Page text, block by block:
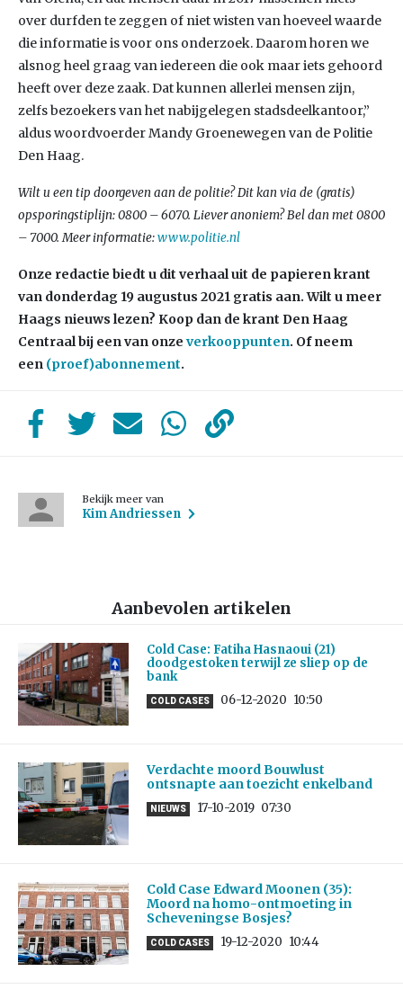
over durfden te zeggen of niet wisten van hoeveel waarde
die informatie is voor ons onderzoek. Daarom horen we
alsnog heel graag van iedereen die ook maar iets gehoord
heeft over deze zaak. Dat kunnen allerlei mensen zijn,
zelfs bezoekers van het nabijgelegen stadsdeelkantoor,”
aldus woordvoerder Mandy Groenewegen van de Politie
Den Haag.
Wilt u een tip doorgeven aan de politie? Dit kan via de (gratis)
opsporingstiplijn: 0800 – 6070. Liever anoniem? Bel dan met 0800
– 7000. Meer informatie:www.politie.nl
Onze redactie biedt u dit verhaal uit de papieren krant
van donderdag 19 augustus 2021 gratis aan. Wilt u meer
Haags nieuws lezen? Koop dan de krant Den Haag
Centraal bij een van onze verkooppunten. Of neem
een (proef)abonnement.
Bekijk meer van
Kim Andriessen
Aanbevolen artikelen
Cold Case: Fatiha Hasnaoui (21)
doodgestoken terwijl ze sliep op de
bank
COLD CASES 06-12-2020 10:50
Verdachte moord Bouwlust
ontsnapte aan toezicht enkelband
NIEUWS 17-10-2019 07:30
Cold Case Edward Moonen (35):
Moord na homo-ontmoeting in
Scheveningse Bosjes?
COLD CASES 19-12-2020 10:44